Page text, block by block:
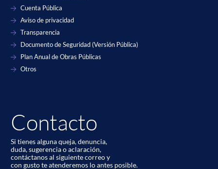
Cuenta Pública
Aviso de privacidad
Transparencia
Documento de Seguridad (Versión Pública)
Plan Anual de Obras Públicas
Otros
Contacto
Si tienes alguna queja, denuncia,
duda, sugerencia o aclaración,
contáctanos al siguiente correo y
con gusto te atenderemos lo antes posible.